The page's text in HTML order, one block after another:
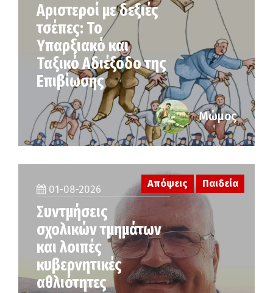
Αριστεροί με δεξιές
τσέπες: Το
Υπαρξιακό και
Ταξικό Αδιέξοδο της
Επιβίωσης
Μώμος
01-08-2026
Συντμήσεις
σχολικών τμημάτων
και λοιπές
κυβερνητικές
αθλιότητες
Απόψεις Παιδεία